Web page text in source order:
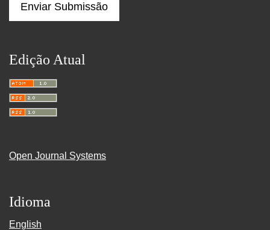
Enviar Submissão
Edição Atual
Open Journal Systems
Idioma
English